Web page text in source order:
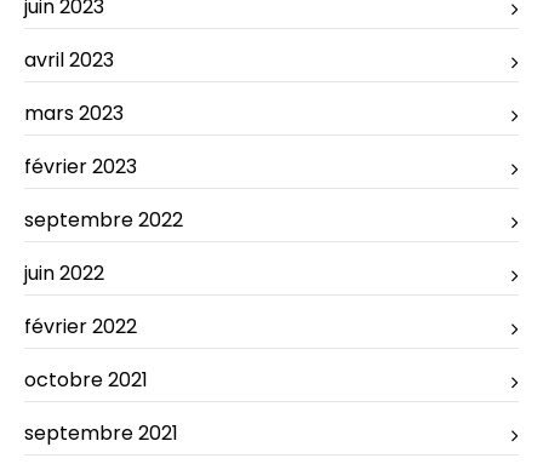
juin 2023
avril 2023
mars 2023
février 2023
septembre 2022
juin 2022
février 2022
octobre 2021
septembre 2021